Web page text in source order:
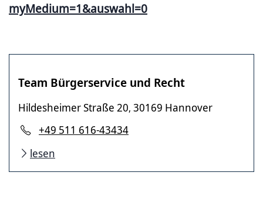
myMedium=1&auswahl=0
Team Bürgerservice und Recht
Hildesheimer Straße 20, 30169 Hannover
+49 511 616-43434
lesen